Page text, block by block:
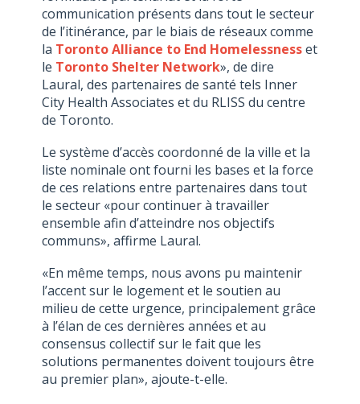
communication présents dans tout le secteur
de l’itinérance, par le biais de réseaux comme
la Toronto Alliance to End Homelessnesset
le Toronto Shelter Network», de dire
Laural, des partenaires de santé tels Inner
City Health Associates et du RLISS du centre
de Toronto.
Le système d’accès coordonné de la ville et la
liste nominale ont fourni les bases et la force
de ces relations entre partenaires dans tout
le secteur «pour continuer à travailler
ensemble afin d’atteindre nos objectifs
communs», affirme Laural.
«En même temps, nous avons pu maintenir
l’accent sur le logement et le soutien au
milieu de cette urgence, principalement grâce
à l’élan de ces dernières années et au
consensus collectif sur le fait que les
solutions permanentes doivent toujours être
au premier plan», ajoute-t-elle.